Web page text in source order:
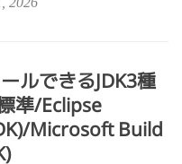
ルできるJDK3種
準/Eclipse
Microsoft Build